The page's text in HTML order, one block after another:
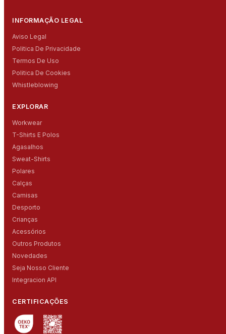
INFORMAÇÃO LEGAL
Aviso Legal
Politica De Privacidade
Termos De Uso
Politica De Cookies
Whistleblowing
EXPLORAR
Workwear
T-Shirts E Polos
Agasalhos
Sweat-Shirts
Polares
Calças
Camisas
Desporto
Crianças
Acessórios
Outros Produtos
Novedades
Seja Nosso Cliente
Integracion API
CERTIFICAÇÕES